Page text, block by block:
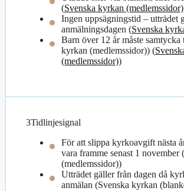
(Svenska kyrkan (medlemssidor)
Ingen uppsägningstid – utträdet
anmälningsdagen (Svenska
Barn över 12 år måste
kyrkan (medlemssidor)) (
(medlemssidor))
3Tidlinjesignal
För att slippa kyrkoavgift nästa
vara framme senast 1 november
(medlemssidor))
Utträdet gäller från dagen då
anmälan (Svenska kyrkan